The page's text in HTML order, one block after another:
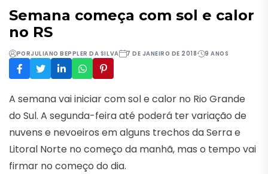
Semana começa com sol e calor
no RS
PORJULIANO BEPPLER DA SILVA 7 DE JANEIRO DE 2018 9 ANOS
A semana vai iniciar com sol e calor no Rio Grande
do Sul. A segunda-feira até poderá ter variação de
nuvens e nevoeiros em alguns trechos da Serra e
Litoral Norte no começo da manhã, mas o tempo vai
firmar no começo do dia.